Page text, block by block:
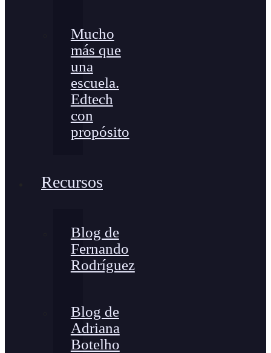
Mucho
más que
una
escuela.
Edtech
con
propósito
Recursos
Blog de
Fernando
Rodríguez
Blog de
Adriana
Botelho